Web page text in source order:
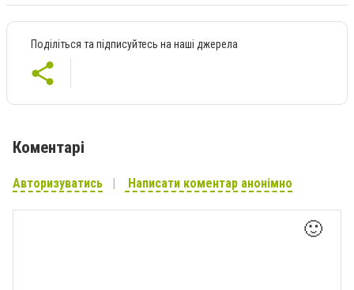
Поділіться та підписуйтесь на наші джерела
Коментарі
Авторизуватись Написати коментар анонімно
🙂